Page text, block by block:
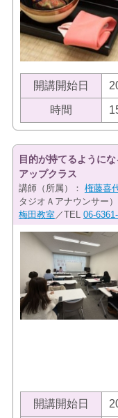
開講開始日
時間
目的が持てるように
アップクラス
講師（所属）： 権藤喜
タジオＡアナウンサー）
梅田教室 ／TEL 06-
開講開始日